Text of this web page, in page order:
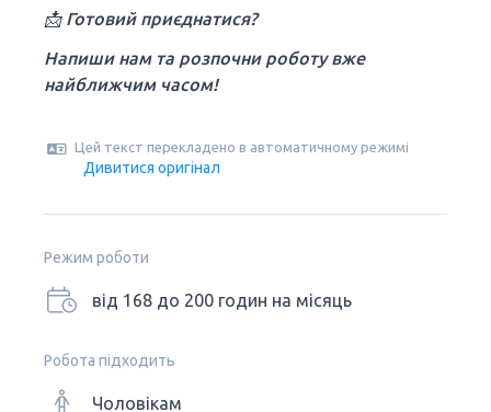
📩 Готовий приєднатися?
Напиши нам та розпочни роботу вже
найближчим часом!
Цей текст перекладено в автоматичному режимі
Дивитися оригінал
Режим роботи
від 168 до 200 годин на місяць
Робота підходить
Чоловікам